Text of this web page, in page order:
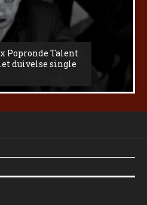
Popronde Talent
duivelse single